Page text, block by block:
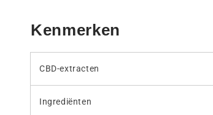
Kenmerken
CBD-extracten
Ingrediënten